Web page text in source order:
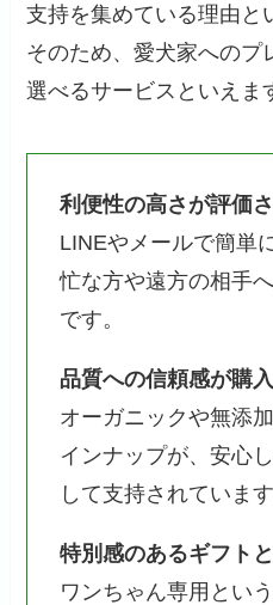
支持を集めている理由と
そのため、愛犬家へのプ
選べるサービスといえま
利便性の高さが評価
LINEやメールで簡単
忙な方や遠方の相手
です。
品質への信頼感が購
オーガニックや無添
インナップが、安心
して支持されています
特別感のあるギフト
ワンちゃん専用とい